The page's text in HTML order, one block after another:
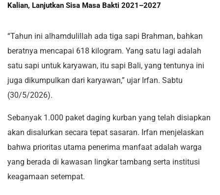
Kalian, Lanjutkan Sisa Masa Bakti 2021–2027
“Tahun ini alhamdulillah ada tiga sapi Brahman, bahkan
beratnya mencapai 618 kilogram. Yang satu lagi adalah
satu sapi untuk karyawan, itu sapi Bali, yang tentunya ini
juga dikumpulkan dari karyawan,” ujar Irfan. Sabtu
(30/5/2026).
Sebanyak 1.000 paket daging kurban yang telah disiapkan
akan disalurkan secara tepat sasaran. Irfan menjelaskan
bahwa prioritas utama penerima manfaat adalah warga
yang berada di kawasan lingkar tambang serta institusi
keagamaan setempat.